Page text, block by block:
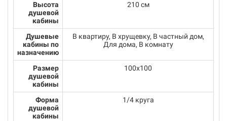
Высота
душевой
кабины
210 см
Душевые
кабины по
назначению
В квартиру, В хрущевку, В частный дом,
Для дома, В комнату
Размер
душевой
кабины
100х100
Форма
душевой
кабины
1/4 круга